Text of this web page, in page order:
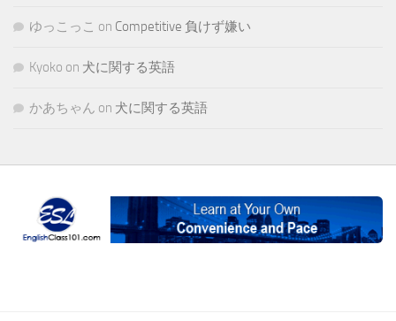
ゆっこっこ on Competitive 負けず嫌い
Kyoko on 犬に関する英語
かあちゃん on 犬に関する英語